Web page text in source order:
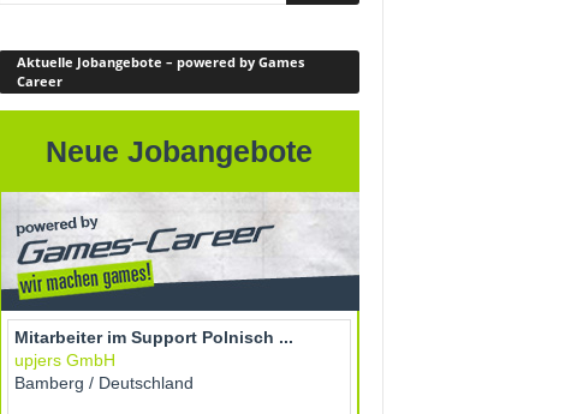
Aktuelle Jobangebote – powered by Games
Career